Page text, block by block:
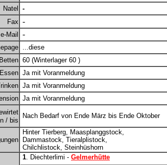
Natel
-
Fax -
e-Mail -
...diese
Betten 60 (Winterlager 60 )
Essen Ja mit Voranmeldung
Ja mit Voranmeldung
Ja mit Voranmeldung
/ bis
Nach Bedarf von Ende März bis Ende Oktober
Hinter Tierberg, Maasplanggstock,
Dammastock, Tieralplistock,
Chilchlistock, Steinhüshorn
1. Diechterlimi - Gelmerhütte